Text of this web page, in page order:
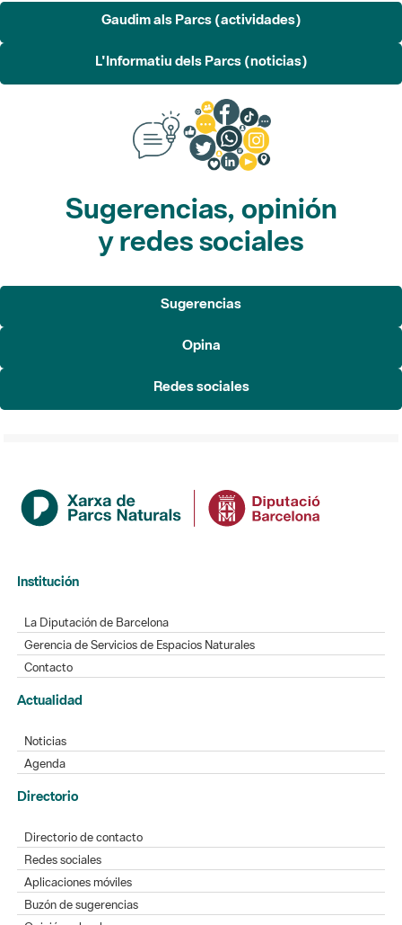
Gaudim als Parcs (actividades)
L'Informatiu dels Parcs (noticias)
Sugerencias, opinión
y redes sociales
Sugerencias
Opina
Redes sociales
Institución
La Diputación de Barcelona
Gerencia de Servicios de Espacios Naturales
Contacto
Actualidad
Noticias
Agenda
Directorio
Directorio de contacto
Redes sociales
Aplicaciones móviles
Buzón de sugerencias